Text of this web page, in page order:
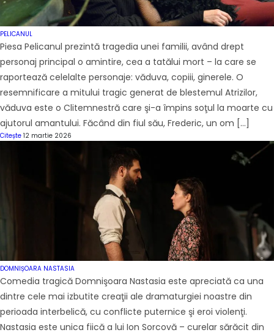
PELICANUL
Piesa Pelicanul prezintă tragedia unei familii, având drept
personaj principal o amintire, cea a tatălui mort – la care se
raportează celelalte personaje: văduva, copiii, ginerele. O
resemnificare a mitului tragic generat de blestemul Atrizilor,
văduva este o Clitemnestră care şi-a împins soţul la moarte cu
ajutorul amantului. Făcând din fiul său, Frederic, un om […]
Citește 12 martie 2026
DOMNIȘOARA NASTASIA
Comedia tragică Domnişoara Nastasia este apreciată ca una
dintre cele mai izbutite creaţii ale dramaturgiei noastre din
perioada interbelică, cu conflicte puternice şi eroi violenţi.
Nastasia este unica fiică a lui Ion Sorcovă – curelar sărăcit din